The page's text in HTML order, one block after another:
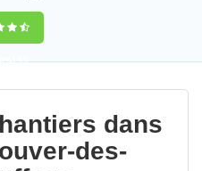
95
dans
des-